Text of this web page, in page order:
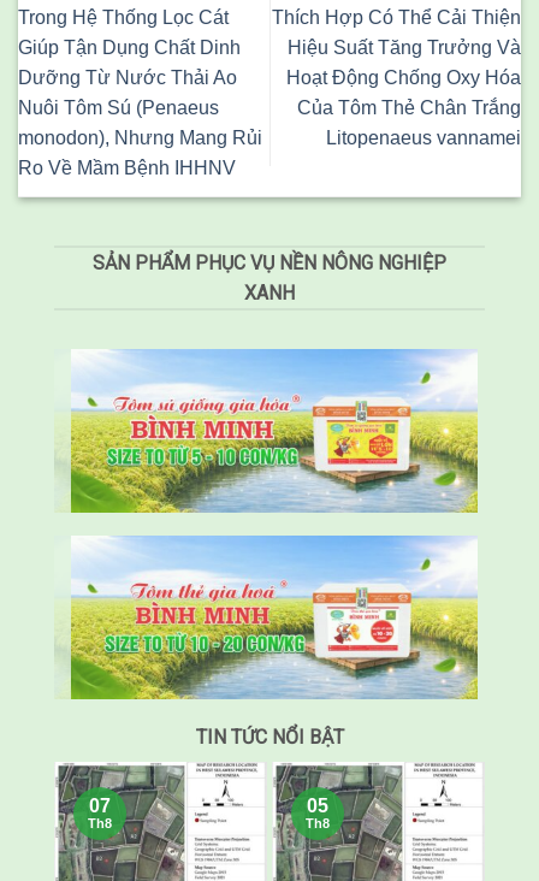
Trong Hệ Thống Lọc Cát
Giúp Tận Dụng Chất Dinh
Dưỡng Từ Nước Thải Ao
Nuôi Tôm Sú (Penaeus
monodon), Nhưng Mang Rủi
Ro Về Mầm Bệnh IHHNV
Thích Hợp Có Thể Cải Thiện
Hiệu Suất Tăng Trưởng Và
Hoạt Động Chống Oxy Hóa
Của Tôm Thẻ Chân Trắng
Litopenaeus vannamei
SẢN PHẨM PHỤC VỤ NỀN NÔNG NGHIỆP
XANH
TIN TỨC NỔI BẬT
07
Th8
05
Th8